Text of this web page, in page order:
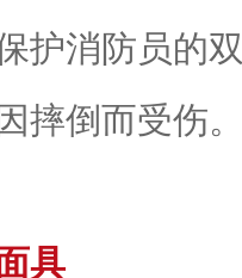
护消防员的
摔倒而受伤
具